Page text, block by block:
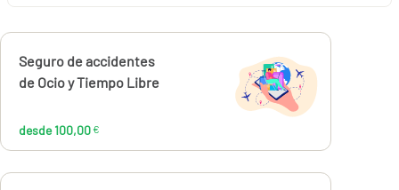
Calcúlalo ahora
Seguro de accidentes
de Ocio y Tiempo Libre
desde 100,00 €
100,00 €